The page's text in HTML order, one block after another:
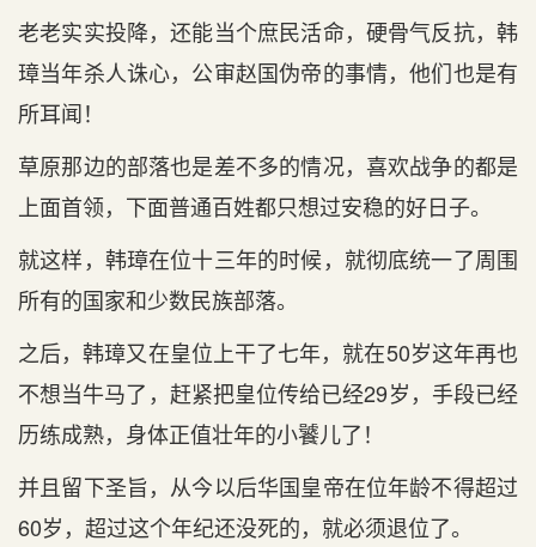
老老实实投降，还能当个庶民活命，硬骨气反抗，韩
璋当年杀人诛心，公审赵国伪帝的事情，他们也是有
所耳闻！
草原那边的部落也是差不多的情况，喜欢战争的都是
上面首领，下面普通百姓都只想过安稳的好日子。
就这样，韩璋在位十三年的时候，就彻底统一了周围
所有的国家和少数民族部落。
之后，韩璋又在皇位上干了七年，就在50岁这年再也
不想当牛马了，赶紧把皇位传给已经29岁，手段已经
历练成熟，身体正值壮年的小饕儿了！
并且留下圣旨，从今以后华国皇帝在位年龄不得超过
60岁，超过这个年纪还没死的，就必须退位了。